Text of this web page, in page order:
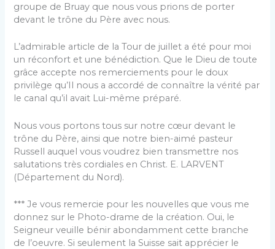
groupe de Bruay que nous vous prions de porter
devant le trône du Père avec nous.
L’admirable article de la Tour de juillet a été pour moi
un réconfort et une bénédiction. Que le Dieu de toute
grâce accepte nos remerciements pour le doux
privilège qu’Il nous a accordé de connaître la vérité par
le canal qu’il avait Lui-même préparé.
Nous vous portons tous sur notre cœur devant le
trône du Père, ainsi que notre bien-aimé pasteur
Russell auquel vous voudrez bien transmettre nos
salutations très cordiales en Christ. E. LARVENT
(Département du Nord).
*** Je vous remercie pour les nouvelles que vous me
don­nez sur le Photo-drame de la création. Oui, le
Seigneur veuille bénir abondamment cette branche
de l’oeuvre. Si seulement la Suisse sait apprécier le